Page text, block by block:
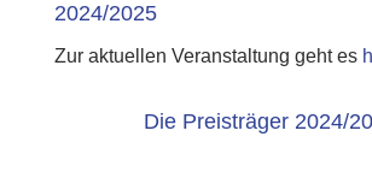
2024/2025
Zur aktuellen Veranstaltung geht es
Die Preisträger 2024/